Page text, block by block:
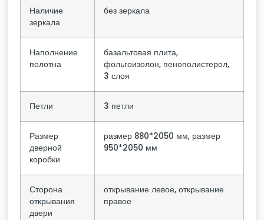
Наличие
зеркала
без зеркала
Наполнение
полотна
базальтовая плита,
фольгоизолон, пенополистерол,
3 слоя
Петли 3 петли
Размер
дверной
коробки
размер 880*2050 мм, размер
950*2050 мм
Сторона
открывания
двери
открывание левое, открывание
правое